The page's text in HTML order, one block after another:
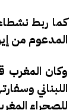
كما ربط
المدعوم من
اللبناني
للصحراء